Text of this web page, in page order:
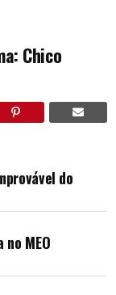
Chico
do
no MEO